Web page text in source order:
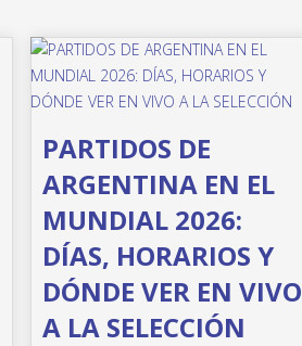
PARTIDOS DE
ARGENTINA EN EL
MUNDIAL 2026:
DÍAS, HORARIOS Y
DÓNDE VER EN VIVO
A LA SELECCIÓN